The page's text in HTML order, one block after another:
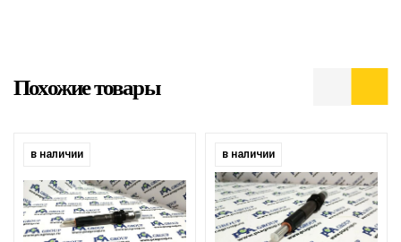
Похожие товары
в наличии в наличии